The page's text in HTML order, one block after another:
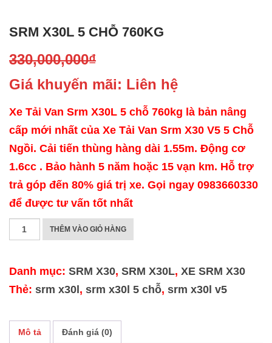
SRM X30L 5 CHỖ 760KG
330,000,000₫
Giá khuyến mãi: Liên hệ
Xe Tải Van Srm X30L 5 chỗ 760kg là bản nâng
cấp mới nhất của Xe Tải Van Srm X30 V5 5 Chỗ
Ngồi. Cải tiến thùng hàng dài 1.55m. Động cơ
1.6cc . Bảo hành 5 năm hoặc 15 vạn km. Hỗ trợ
trả góp đến 80% giá trị xe. Gọi ngay 0983660330
để được tư vấn tốt nhất
SRM
CHỖ
số
lượng
THÊM VÀO GIỎ HÀNG
Danh mục: SRM X30, SRM X30L, XE SRM X30
Thẻ: srm x30l , srm x30l 5 chỗ, srm x30l v5
Mô tả Đánh giá (0)